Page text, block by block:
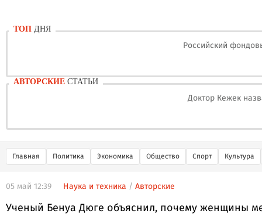
ТОП ДНЯ
Российский
АВТОРСКИЕ СТАТЬИ
Доктор Кежек
Главная Политика Экономика Общество Спорт Культура
05 май 12:39 Наука и техника / Авторские
Ученый Бенуа Дюге объяснил, почему женщины